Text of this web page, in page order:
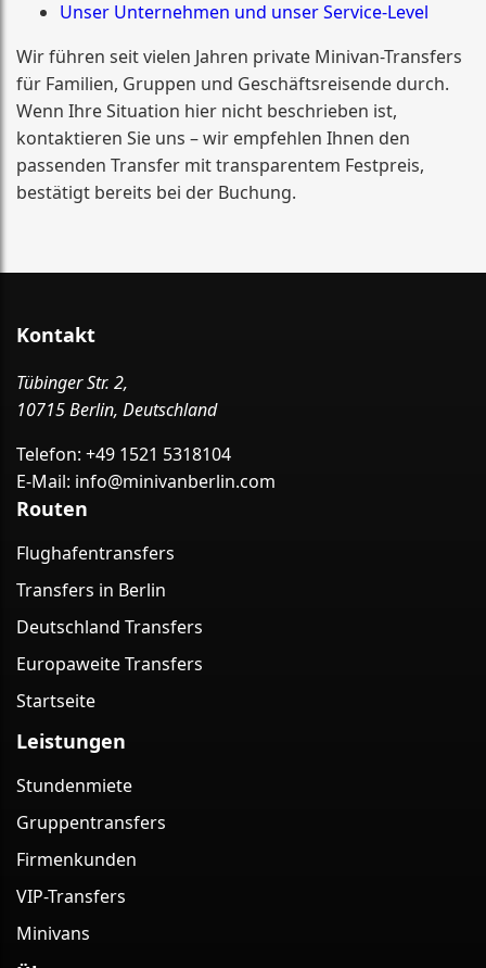
Unser Unternehmen und unser Service-Level
Wir führen seit vielen Jahren private Minivan-Transfers
für Familien, Gruppen und Geschäftsreisende durch.
Wenn Ihre Situation hier nicht beschrieben ist,
kontaktieren Sie uns – wir empfehlen Ihnen den
passenden Transfer mit transparentem Festpreis,
bestätigt bereits bei der Buchung.
Kontakt
Tübinger Str. 2,
10715 Berlin, Deutschland
Telefon: +49 1521 5318104
E-Mail: info@minivanberlin.com
Routen
Flughafentransfers
Transfers in Berlin
Deutschland Transfers
Europaweite Transfers
Startseite
Leistungen
Stundenmiete
Gruppentransfers
Firmenkunden
VIP-Transfers
Minivans